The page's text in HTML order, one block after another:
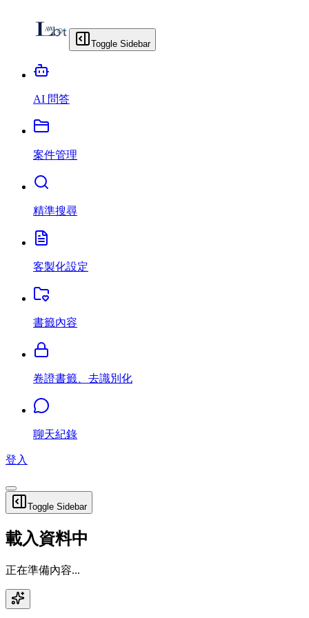
Toggle Sidebar
AI 問答
案件管理
精準搜尋
客製化設定
書籤內容
卷證書籤、去識別化
聊天紀錄
登入
Toggle Sidebar
載入資料中
正在準備內容...